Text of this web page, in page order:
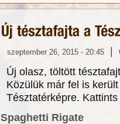
szeptember 26, 2015 - 20:45 |
Új olasz, töltött
Közülük már fel is
Tésztatérképre.
Spaghetti Rigate